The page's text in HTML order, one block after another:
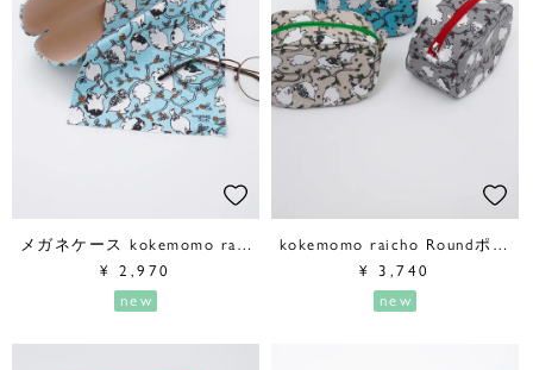
メガネケース kokemomo raicho
¥ 2,970
new
kokemomo raicho Roundポーチ
¥ 3,740
new